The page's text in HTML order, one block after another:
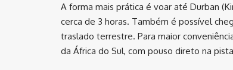
A forma mais prática é voar até Durban
cerca de 3 horas. Também é possível
traslado terrestre. Para maior
da África do Sul, com pouso direto na